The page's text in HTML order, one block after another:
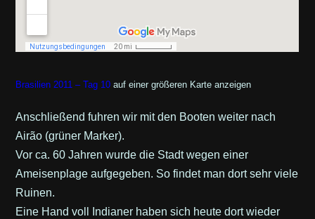
Brasilien 2011 – Tag 10 auf einer größeren Karte anzeigen
Anschließend fuhren wir mit den Booten weiter nach
Airão (grüner Marker).
Vor ca. 60 Jahren wurde die Stadt wegen einer
Ameisenplage aufgegeben. So findet man dort sehr viele
Ruinen.
Eine Hand voll Indianer haben sich heute dort wieder